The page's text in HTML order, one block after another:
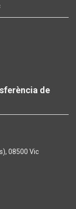
de
08500 Vic